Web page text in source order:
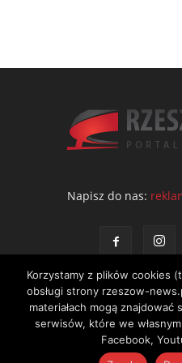
Napisz do nas:
Kontakt Polityka
© NEWS Sp. z o.o. - wydawca
Korzystamy z plików cookies
obsługi strony rzeszow-
materiałach mogą
serwisów, które we
Facebook,